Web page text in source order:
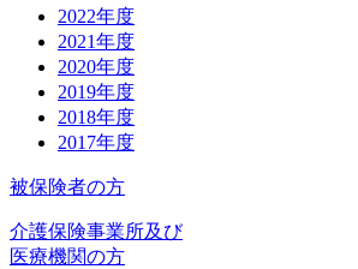
2022年度
2021年度
2020年度
2019年度
2018年度
2017年度
被保険者の方
介護保険事業所及び
医療機関の方